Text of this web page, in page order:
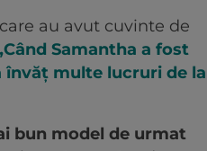
au avut cuvinte de
Samantha a fost
învăț multe lucruri de la
bun model de urmat